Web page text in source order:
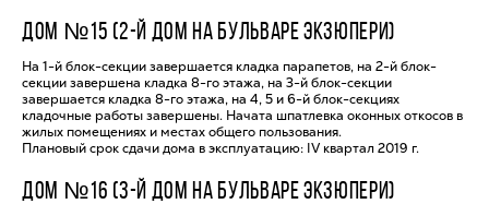
ДОМ №15 (2-Й ДОМ НА БУЛЬВАРЕ ЭКЗЮПЕРИ)
На 1-й блок-секции завершается кладка парапетов, на 2-й блок-
секции завершена кладка 8-го этажа, на 3-й блок-секции
завершается кладка 8-го этажа, на 4, 5 и 6-й блок-секциях
кладочные работы завершены. Начата шпатлевка оконных откосов в
жилых помещениях и местах общего пользования.
Плановый срок сдачи дома в эксплуатацию: IV квартал 2019 г.
ДОМ №16 (3-Й ДОМ НА БУЛЬВАРЕ ЭКЗЮПЕРИ)